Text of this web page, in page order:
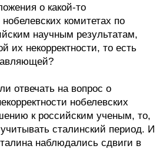
о какой-то
комитетах по
научным результатам,
их некорректности, то есть
отвечать на вопрос о
нобелевских
к российским ученым, то,
сталинский период. И
наблюдались сдвиги в